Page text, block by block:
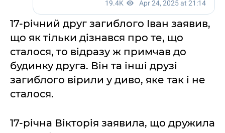
17-річний друг загиблого Іван заявив,
що як тільки дізнався про те, що
сталося, то відразу ж примчав до
будинку друга. Він та інші друзі
загиблого вірили у диво, яке так і не
сталося.
17-річна Вікторія заявила, що дружила